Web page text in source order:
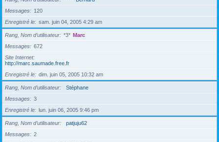
Messages
120
Enregistré le
sam. juin 04, 2005 4:29 am
Rang, Nom d’utilisateur *3* Marc
Messages
672
Site Internet
http://marc.saumade.free.fr
Enregistré le
dim. juin 05, 2005 10:32 am
Rang, Nom d’utilisateur
Stéphane
Messages
3
Enregistré le
lun. juin 06, 2005 9:46 pm
Rang, Nom d’utilisateur
patjuju62
Messages
2